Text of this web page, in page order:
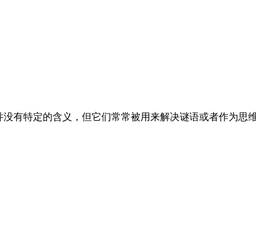
有特定的含义，但它们常常被用来解决谜语或者作为思